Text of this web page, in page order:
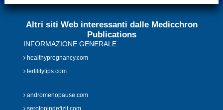
Altri siti Web interessanti dalle Medicchron
Publications
INFORMAZIONE GENERALE
healthypregnancy.com
fertilitytips.com
andromenopause.com
serotonindefizit.com